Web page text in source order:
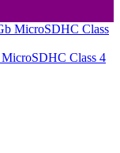
Class 4